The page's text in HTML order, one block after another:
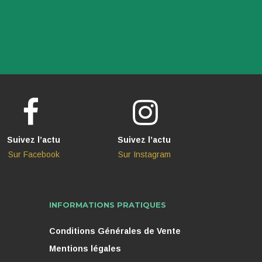
Suivez l’actu
Sur Facebook
Suivez l’actu
Sur Instagram
INFORMATIONS PRATIQUES
Conditions Générales de Vente
Mentions légales